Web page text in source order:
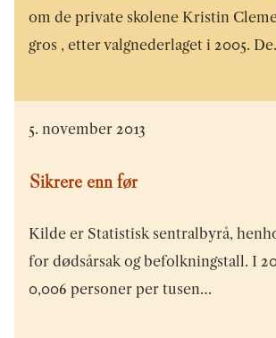
om de private skolene Kristin
gros , etter valgnederlaget i 2005.
5. november 2013
Sikrere enn før
Kilde er Statistisk sentralbyrå,
for dødsårsak og befolkningstall. I
0,006 personer per tusen…